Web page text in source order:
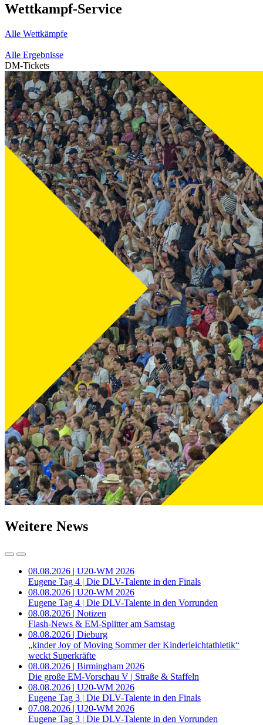
Wettkampf-Service
Alle Wettkämpfe
Alle Ergebnisse
DM-Tickets
Weitere News
08.08.2026 | U20-WM 2026
Eugene Tag 4 | Die DLV-Talente in den Finals
08.08.2026 | U20-WM 2026
Eugene Tag 4 | Die DLV-Talente in den Vorrunden
08.08.2026 | Notizen
Flash-News & EM-Splitter am Samstag
08.08.2026 | Dieburg
„kinder Joy of Moving Sommer der Kinderleichtathletik“
weckt Superkräfte
08.08.2026 | Birmingham 2026
Die große EM-Vorschau V | Straße & Staffeln
08.08.2026 | U20-WM 2026
Eugene Tag 3 | Die DLV-Talente in den Finals
07.08.2026 | U20-WM 2026
Eugene Tag 3 | Die DLV-Talente in den Vorrunden